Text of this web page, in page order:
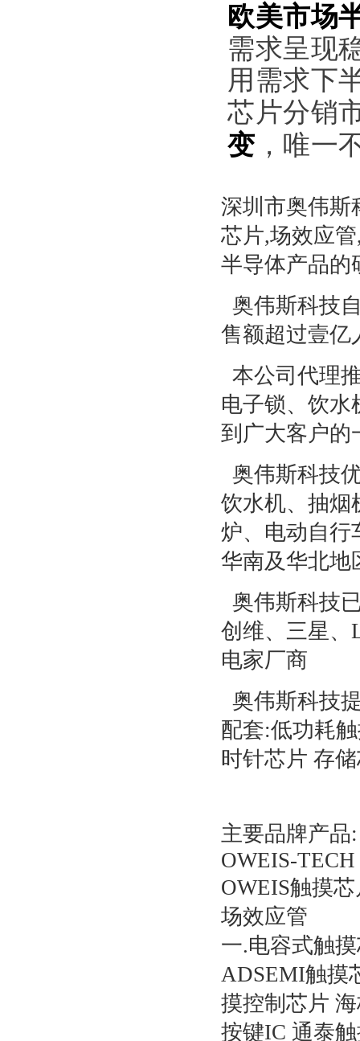
欧美市场
需求呈现
用需求下
芯片分销
变 ，唯一
深圳市奥伟斯
芯片,场效应
半导体产品的
奥伟斯科技
售额超过壹亿
本公司代理
电子锁、饮水
到广大客户的
奥伟斯科技
饮水机、抽烟
炉、电动自行
华南及华北
奥伟斯科技
创维、三星、
电家厂商
奥伟斯科技
配套:低功耗
时针芯片 存
主要品牌产品:
OWEIS-TECH
OWEIS触摸
场效应管
一.电容式触
ADSEMI触摸
摸控制芯片
按键IC 通泰